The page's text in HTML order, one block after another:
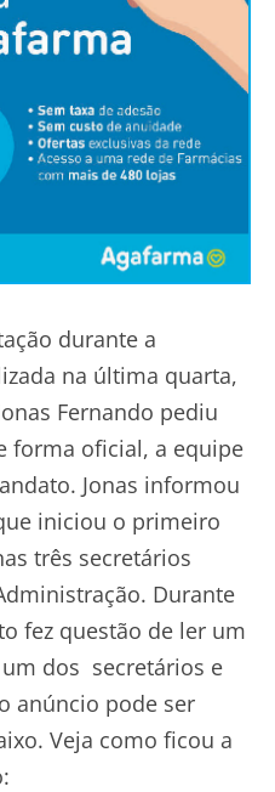
durante a
na última quarta,
Fernando pediu
forma oficial, a equipe
Jonas informou
iniciou o primeiro
três secretários
Durante
fez questão de ler um
dos secretários e
anúncio pode ser
Veja como ficou a